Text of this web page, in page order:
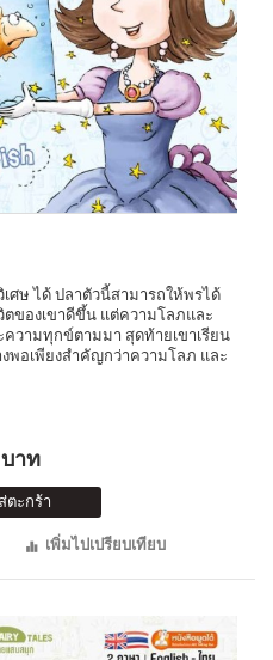
ศษ ได้ ปลาตัวนี้สามารถให้พรได้
ของเขาดีขึ้น แต่ความโลภและ
วามทุกข์ตามมา สุดท้ายเขาเรียน
พอเพียงสำคัญกว่าความโลภ และ
าท
ตะกร้า
เพิ่มไปเปรียบเทียบ